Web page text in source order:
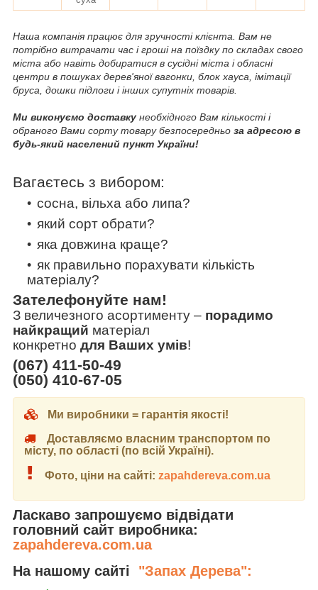
Наша компанія працює для зручності клієнта. Вам не
потрібно витрачати час і гроші на поїздку по складах свого
міста або навіть добиратися в сусідні міста і обласні
центри в пошуках дерев'яної вагонки, блок хауса, імітації
бруса, дошки підлоги і інших супутніх товарів.
Ми виконуємо доставку необхідного Вам кількості і
обраного Вами сорту товару безпосередньо за адресою в
будь-який населений пункт України!
Вагаєтесь з вибором:
сосна, вільха або липа?
який сорт обрати?
яка довжина краще?
як правильно порахувати кількість
матеріалу?
Зателефонуйте нам!
З величезного асортименту – порадимо
найкращий матеріал
конкретно для Ваших умів!
(067) 411-50-49
(050) 410-67-05
Ми виробники = гарантія якості!
Доставляємо власним транспортом по
місту, по області (по всій Україні).
Фото, ціни на сайті: zapahdereva.com.ua
Ласкаво запрошуємо відвідати
головний сайт виробника:
zapahdereva.com.ua
На нашому сайті "Запах Дерева":